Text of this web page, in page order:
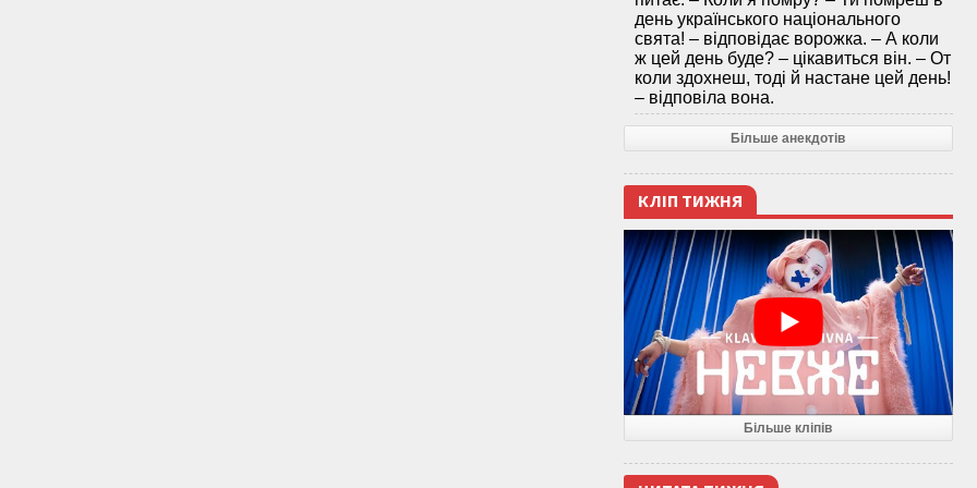
день українського національного
свята! – відповідає ворожка. – А коли
ж цей день буде? – цікавиться він. – От
коли здохнеш, тоді й настане цей день!
– відповіла вона.
Більше анекдотів
КЛІП ТИЖНЯ
Більше кліпів